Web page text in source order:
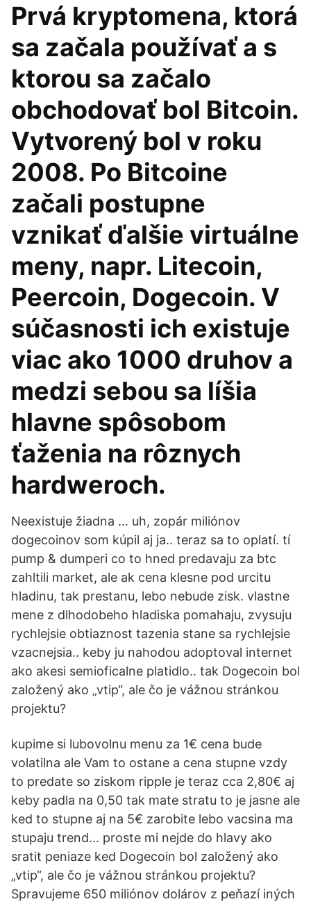
Prvá kryptomena, ktorá
sa začala používať a s
ktorou sa začalo
obchodovať bol Bitcoin.
Vytvorený bol v roku
2008. Po Bitcoine
začali postupne
vznikať ďalšie virtuálne
meny, napr. Litecoin,
Peercoin, Dogecoin. V
súčasnosti ich existuje
viac ako 1000 druhov a
medzi sebou sa líšia
hlavne spôsobom
ťaženia na rôznych
hardweroch.
Neexistuje žiadna … uh, zopár miliónov
dogecoinov som kúpil aj ja.. teraz sa to oplatí. tí
pump & dumperi co to hned predavaju za btc
zahltili market, ale ak cena klesne pod urcitu
hladinu, tak prestanu, lebo nebude zisk. vlastne
mene z dlhodobeho hladiska pomahaju, zvysuju
rychlejsie obtiaznost tazenia stane sa rychlejsie
vzacnejsia.. keby ju nahodou adoptoval internet
ako akesi semioficalne platidlo.. tak Dogecoin bol
založený ako „vtip“, ale čo je vážnou stránkou
projektu?
kupime si lubovolnu menu za 1€ cena bude
volatilna ale Vam to ostane a cena stupne vzdy
to predate so ziskom ripple je teraz cca 2,80€ aj
keby padla na 0,50 tak mate stratu to je jasne ale
ked to stupne aj na 5€ zarobite lebo vacsina ma
stupaju trend… proste mi nejde do hlavy ako
sratit peniaze ked Dogecoin bol založený ako
„vtip“, ale čo je vážnou stránkou projektu?
Spravujeme 650 miliónov dolárov z peňazí iných